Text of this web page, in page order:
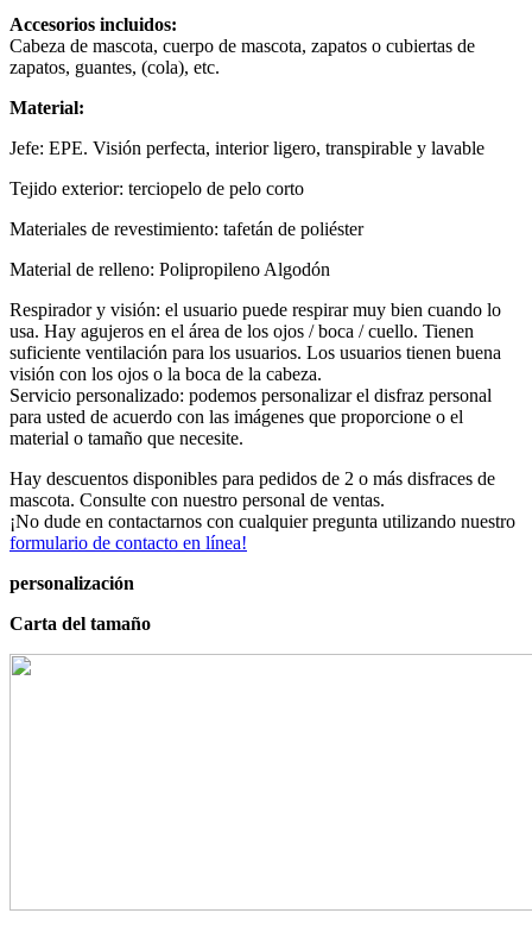
Accesorios incluidos:
Cabeza de mascota, cuerpo de mascota, zapatos o cubiertas de
zapatos, guantes, (cola), etc.
Material:
Jefe: EPE. Visión perfecta, interior ligero, transpirable y lavable
Tejido exterior: terciopelo de pelo corto
Materiales de revestimiento: tafetán de poliéster
Material de relleno: Polipropileno Algodón
Respirador y visión: el usuario puede respirar muy bien cuando lo
usa. Hay agujeros en el área de los ojos / boca / cuello. Tienen
suficiente ventilación para los usuarios. Los usuarios tienen buena
visión con los ojos o la boca de la cabeza.
Servicio personalizado: podemos personalizar el disfraz personal
para usted de acuerdo con las imágenes que proporcione o el
material o tamaño que necesite.
Hay descuentos disponibles para pedidos de 2 o más disfraces de
mascota. Consulte con nuestro personal de ventas.
¡No dude en contactarnos con cualquier pregunta utilizando nuestro
formulario de contacto en línea!
personalización
Carta del tamaño